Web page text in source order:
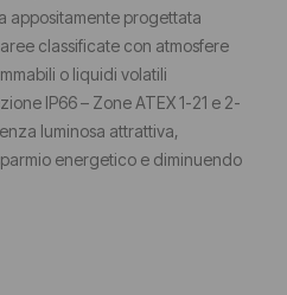
appositamente progettata
classificate con atmosfere
o liquidi volatili
IP66 – Zone ATEX 1-21 e 2-
luminosa attrattiva,
energetico e diminuendo